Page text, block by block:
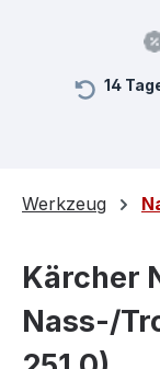
14
Werkzeug
Kärcher
Nass-/